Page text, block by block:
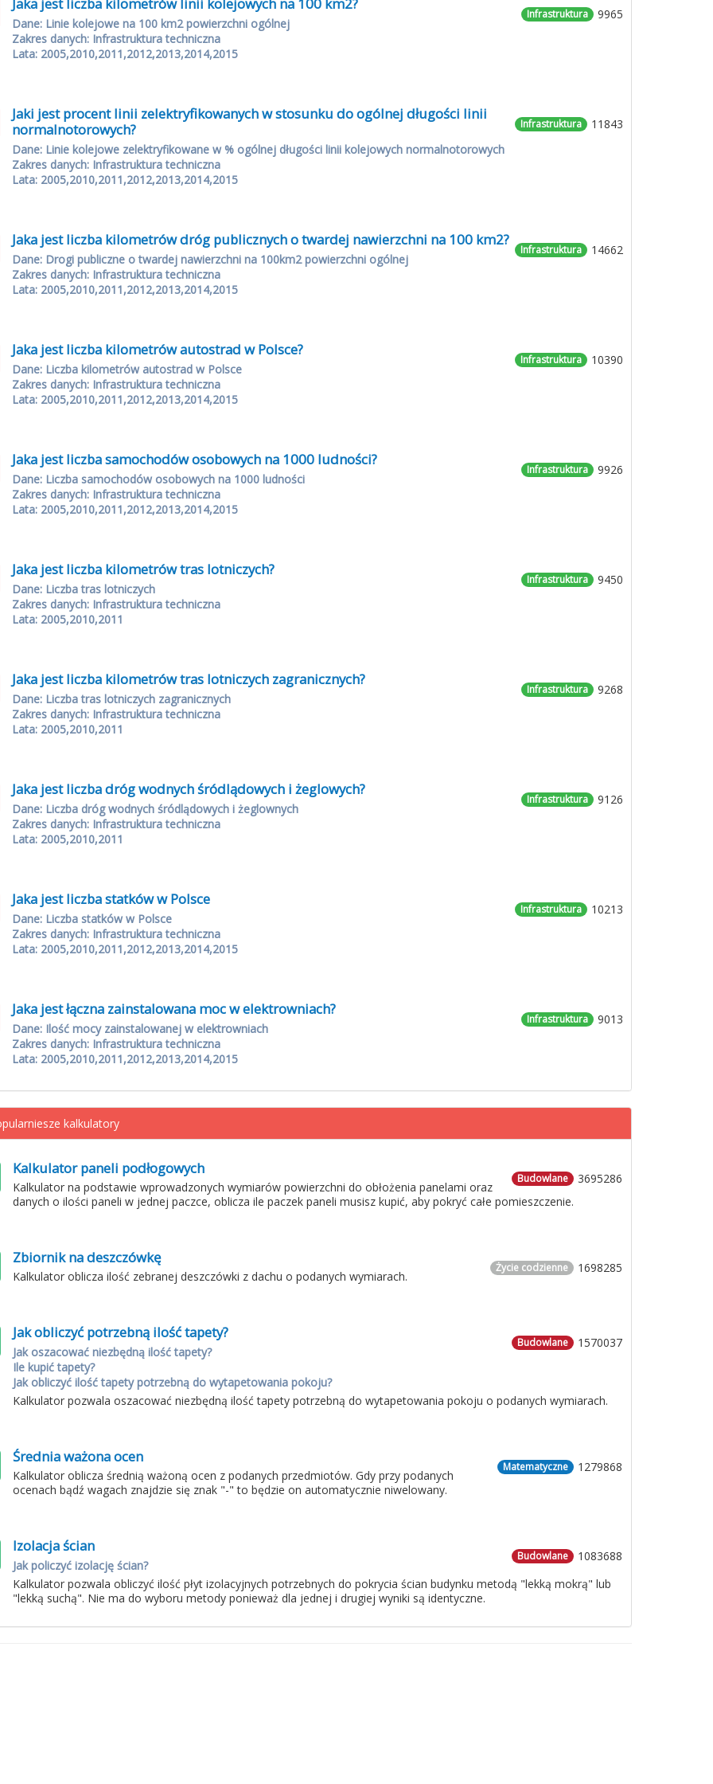
9965
Infrastruktura
Dane: Linie kolejowe na 100 km2 powierzchni ogólnej
Zakres danych: Infrastruktura techniczna
Lata: 2005,2010,2011,2012,2013,2014,2015
11843
Infrastruktura
Jaki jest procent linii zelektryfikowanych w stosunku do ogólnej długości linii
normalnotorowych?
Dane: Linie kolejowe zelektryfikowane w % ogólnej długości linii kolejowych normalnotorowych
Zakres danych: Infrastruktura techniczna
Lata: 2005,2010,2011,2012,2013,2014,2015
14662
Infrastruktura
Jaka jest liczba kilometrów dróg publicznych o twardej nawierzchni na 100 km2?
Dane: Drogi publiczne o twardej nawierzchni na 100km2 powierzchni ogólnej
Zakres danych: Infrastruktura techniczna
Lata: 2005,2010,2011,2012,2013,2014,2015
10390
Infrastruktura
Jaka jest liczba kilometrów autostrad w Polsce?
Dane: Liczba kilometrów autostrad w Polsce
Zakres danych: Infrastruktura techniczna
Lata: 2005,2010,2011,2012,2013,2014,2015
9926
Infrastruktura
Jaka jest liczba samochodów osobowych na 1000 ludności?
Dane: Liczba samochodów osobowych na 1000 ludności
Zakres danych: Infrastruktura techniczna
Lata: 2005,2010,2011,2012,2013,2014,2015
9450
Infrastruktura
Jaka jest liczba kilometrów tras lotniczych?
Dane: Liczba tras lotniczych
Zakres danych: Infrastruktura techniczna
Lata: 2005,2010,2011
9268
Infrastruktura
Jaka jest liczba kilometrów tras lotniczych zagranicznych?
Dane: Liczba tras lotniczych zagranicznych
Zakres danych: Infrastruktura techniczna
Lata: 2005,2010,2011
9126
Infrastruktura
Jaka jest liczba dróg wodnych śródlądowych i żeglowych?
Dane: Liczba dróg wodnych śródlądowych i żeglownych
Zakres danych: Infrastruktura techniczna
Lata: 2005,2010,2011
10213
Infrastruktura
Jaka jest liczba statków w Polsce
Dane: Liczba statków w Polsce
Zakres danych: Infrastruktura techniczna
Lata: 2005,2010,2011,2012,2013,2014,2015
9013
Infrastruktura
Jaka jest łączna zainstalowana moc w elektrowniach?
Dane: Ilość mocy zainstalowanej w elektrowniach
Zakres danych: Infrastruktura techniczna
Lata: 2005,2010,2011,2012,2013,2014,2015
kalkulatory
3695286
Budowlane
Kalkulator paneli podłogowych
Kalkulator na podstawie wprowadzonych wymiarów powierzchni do obłożenia panelami oraz
danych o ilości paneli w jednej paczce, oblicza ile paczek paneli musisz kupić, aby pokryć całe pomieszczenie.
1698285
Życie codzienne
Zbiornik na deszczówkę
Kalkulator oblicza ilość zebranej deszczówki z dachu o podanych wymiarach.
1570037
Budowlane
Jak obliczyć potrzebną ilość tapety?
Jak oszacować niezbędną ilość tapety?
Ile kupić tapety?
Jak obliczyć ilość tapety potrzebną do wytapetowania pokoju?
Kalkulator pozwala oszacować niezbędną ilość tapety potrzebną do wytapetowania pokoju o podanych wymiarach.
1279868
Matematyczne
Średnia ważona ocen
Kalkulator oblicza średnią ważoną ocen z podanych przedmiotów. Gdy przy podanych
ocenach bądź wagach znajdzie się znak "-" to będzie on automatycznie niwelowany.
1083688
Budowlane
Izolacja ścian
Jak policzyć izolację ścian?
Kalkulator pozwala obliczyć ilość płyt izolacyjnych potrzebnych do pokrycia ścian budynku metodą "lekką mokrą" lub
"lekką suchą". Nie ma do wyboru metody ponieważ dla jednej i drugiej wyniki są identyczne.